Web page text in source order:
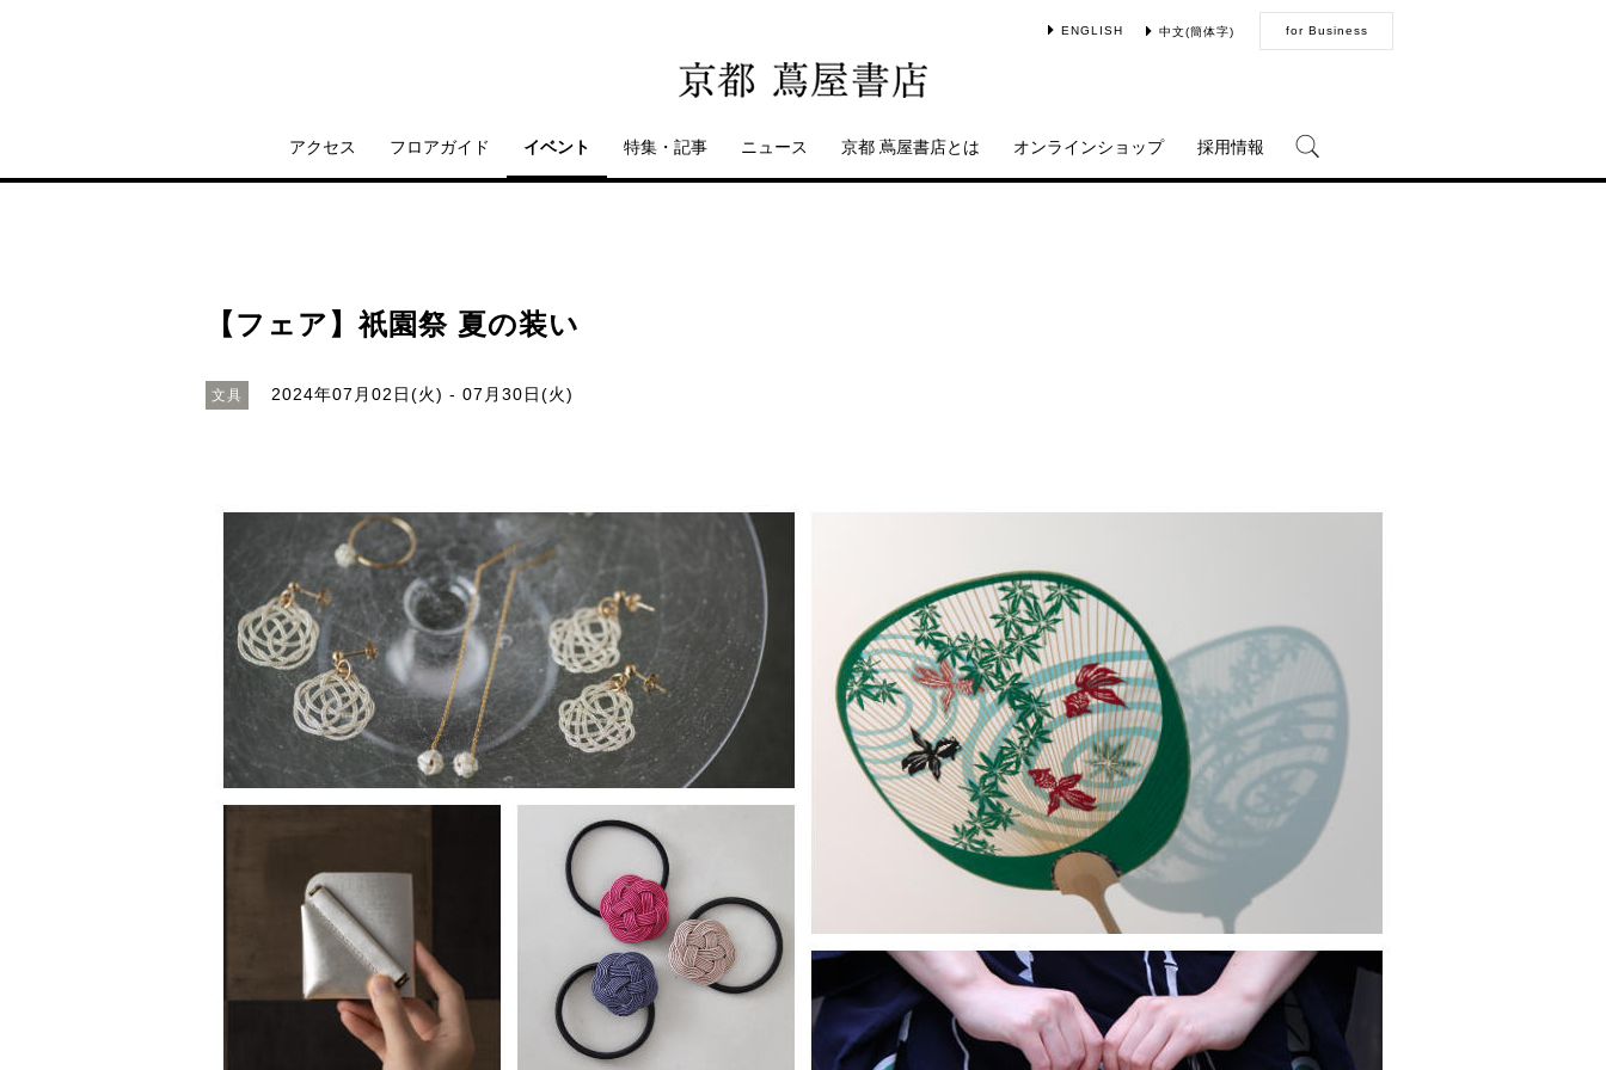
ENGLISH 中文(簡体字) for Business
アクセス フロアガイド イベント 特集・記事 ニュース 京都 蔦屋書店とは オンラインショップ 採用情報
【フェア】祇園祭 夏の装い
文具 2024年07月02日(火) - 07月30日(火)